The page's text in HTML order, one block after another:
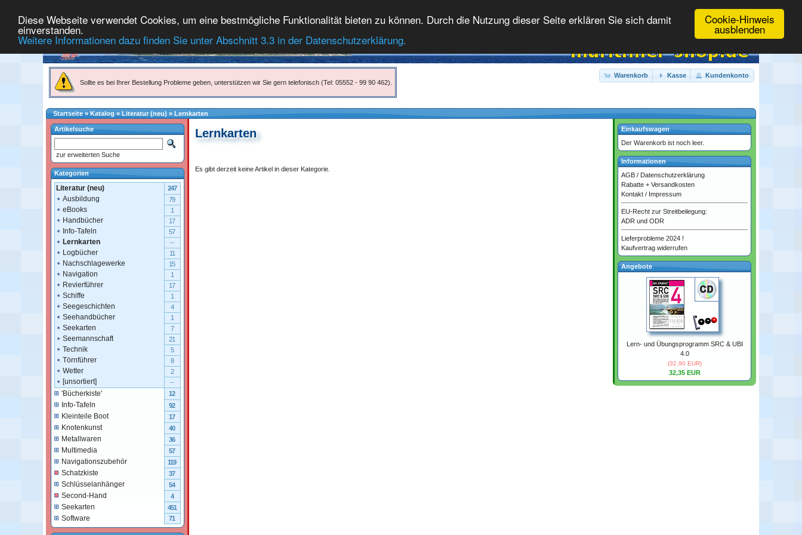
Cookie-Hinweis
ausblenden
Diese Webseite verwendet Cookies, um eine bestmögliche Funktionalität bieten zu können. Durch die Nutzung dieser Seite erklären Sie sich damit
einverstanden.
Weitere Informationen dazu finden Sie unter Abschnitt 3.3 in der Datenschutzerklärung.
Sollte es bei Ihrer Bestellung Probleme geben, unterstützen wir Sie gern telefonisch (Tel: 05552 - 99 90 462).
Warenkorb Kasse Kundenkonto
Startseite»Katalog » Literatur (neu) » Lernkarten
Lernkarten
Es gibt derzeit keine Artikel in dieser Kategorie.
Artikelsuche
zur erweiterten Suche
Kategorien
Literatur (neu) 247
Ausbildung 79
eBooks 1
Handbücher 17
Info-Tafeln 57
Lernkarten --
Logbücher 11
Nachschlagewerke 15
Navigation 1
Revierführer 17
Schiffe 1
Seegeschichten 4
Seehandbücher 1
Seekarten 7
Seemannschaft 21
Technik 5
Törnführer 8
Wetter 2
[unsortiert] --
'Bücherkiste' 12
Info-Tafeln 92
Kleinteile Boot 17
Knotenkunst 40
Metallwaren 36
Multimedia 57
Navigationszubehör 119
Schatzkiste 37
Schlüsselanhänger 54
Second-Hand 4
Seekarten 451
Software 71
Einkaufswagen
Der Warenkorb ist noch leer.
Informationen
AGB / Datenschutzerklärung
Rabatte + Versandkosten
Kontakt / Impressum
EU-Recht zur Streitbeilegung:
ADR und ODR
Lieferprobleme 2024 !
Kaufvertrag widerrufen
Angebote
Lern- und Übungsprogramm SRC & UBI
4.0
(32,90 EUR)
32,35 EUR